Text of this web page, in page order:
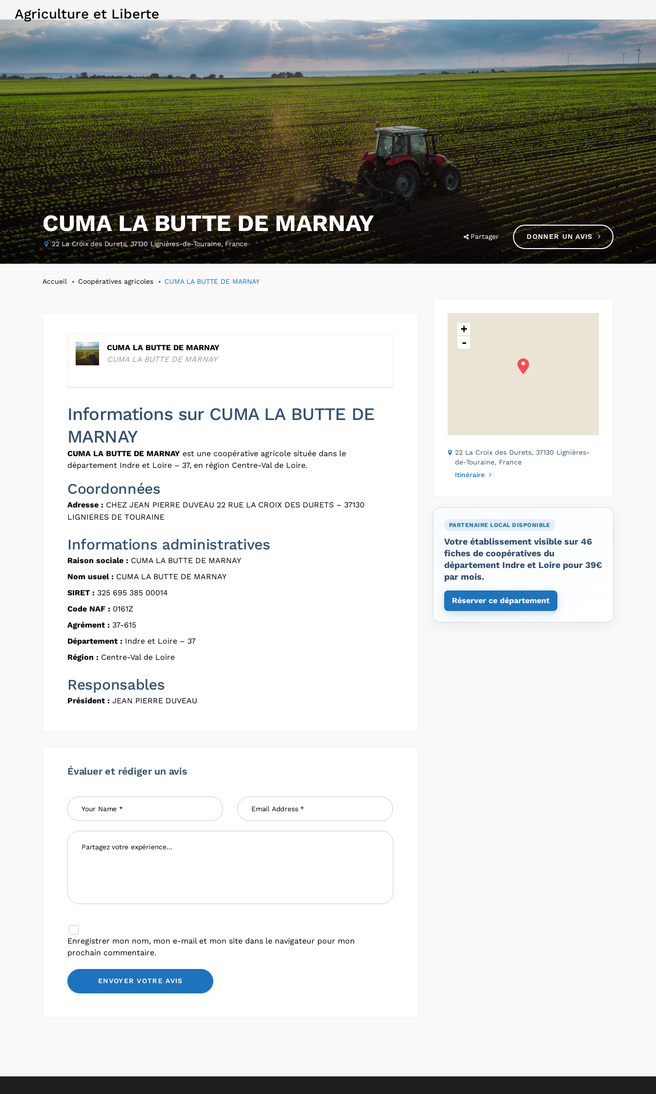
Agriculture et Liberte
CUMA LA BUTTE DE MARNAY
22 La Croix des Durets, 37130 Lignières-de-Touraine, France
Partager DONNER UN AVIS
Accueil Coopératives agricoles CUMA LA BUTTE DE MARNAY
CUMA LA BUTTE DE MARNAY
CUMA LA BUTTE DE MARNAY
Informations sur CUMA LA BUTTE DE
MARNAY
CUMA LA BUTTE DE MARNAY est une coopérative agricole située dans le
département Indre et Loire – 37, en région Centre-Val de Loire.
Coordonnées
Adresse : CHEZ JEAN PIERRE DUVEAU 22 RUE LA CROIX DES DURETS – 37130
LIGNIERES DE TOURAINE
Informations administratives
Raison sociale : CUMA LA BUTTE DE MARNAY
Nom usuel : CUMA LA BUTTE DE MARNAY
SIRET : 325 695 385 00014
Code NAF : 0161Z
Agrément : 37-615
Département : Indre et Loire – 37
Région : Centre-Val de Loire
Responsables
Président : JEAN PIERRE DUVEAU
Évaluer et rédiger un avis
Enregistrer mon nom, mon e-mail et mon site dans le navigateur pour mon
prochain commentaire.
+
-
22 La Croix des Durets, 37130 Lignières-
de-Touraine, France
Itinéraire
PARTENAIRE LOCAL DISPONIBLE
Votre établissement visible sur 46
fiches de coopératives du
département Indre et Loire pour 39€
par mois.
Réserver ce département